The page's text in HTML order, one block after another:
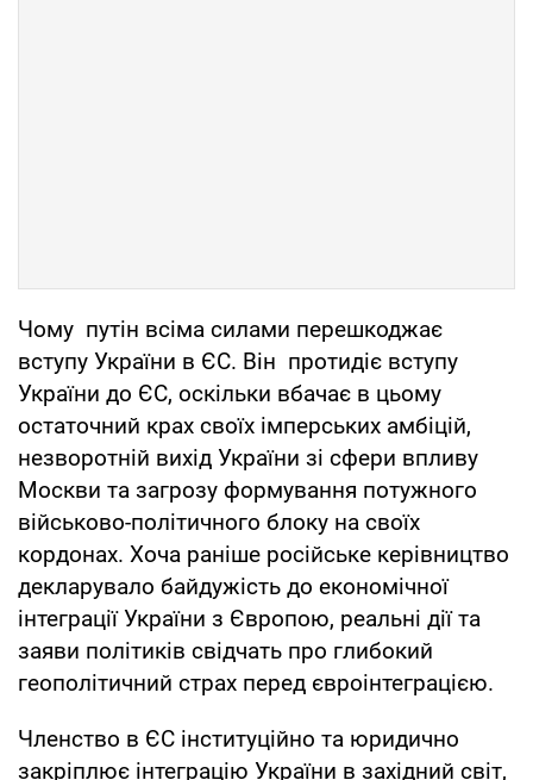
Чому путін всіма силами перешкоджає
вступу України в ЄС. Він протидіє вступу
України до ЄС, оскільки вбачає в цьому
остаточний крах своїх імперських амбіцій,
незворотній вихід України зі сфери впливу
Москви та загрозу формування потужного
військово-політичного блоку на своїх
кордонах. Хоча раніше російське керівництво
декларувало байдужість до економічної
інтеграції України з Європою, реальні дії та
заяви політиків свідчать про глибокий
геополітичний страх перед євроінтеграцією.
Членство в ЄС інституційно та юридично
закріплює інтеграцію України в західний світ,